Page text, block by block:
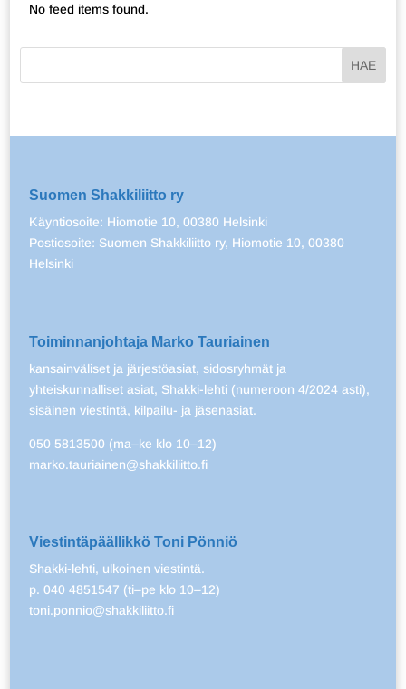
No feed items found.
Suomen Shakkiliitto ry
Käyntiosoite: Hiomotie 10, 00380 Helsinki
Postiosoite: Suomen Shakkiliitto ry, Hiomotie 10, 00380
Helsinki
Toiminnanjohtaja Marko Tauriainen
kansainväliset ja järjestöasiat, sidosryhmät ja
yhteiskunnalliset asiat, Shakki-lehti (numeroon 4/2024 asti),
sisäinen viestintä, kilpailu- ja jäsenasiat.
050 5813500 (ma–ke klo 10–12)
marko.tauriainen@shakkiliitto.fi
Viestintäpäällikkö Toni Pönniö
Shakki-lehti, ulkoinen viestintä.
p. 040 4851547 (ti–pe klo 10–12)
toni.ponnio@shakkiliitto.fi